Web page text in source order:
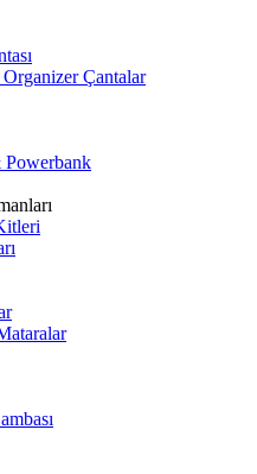
Çantalar
Powerbank